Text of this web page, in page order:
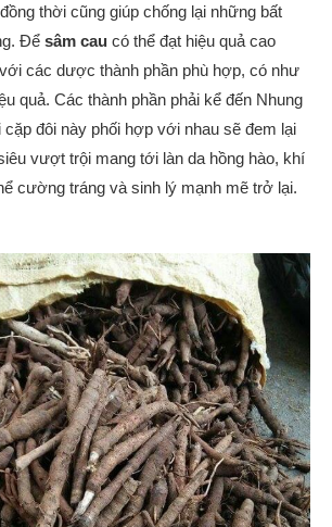
thời cũng giúp chống lại những bất
Để sâm cau có thể đạt hiệu quả cao
các dược thành phần phù hợp, có như
quả. Các thành phần phải kể đến Nhung
đôi này phối hợp với nhau sẽ đem lại
vượt trội mang tới làn da hồng hào, khí
cường tráng và sinh lý mạnh mẽ trở lại.